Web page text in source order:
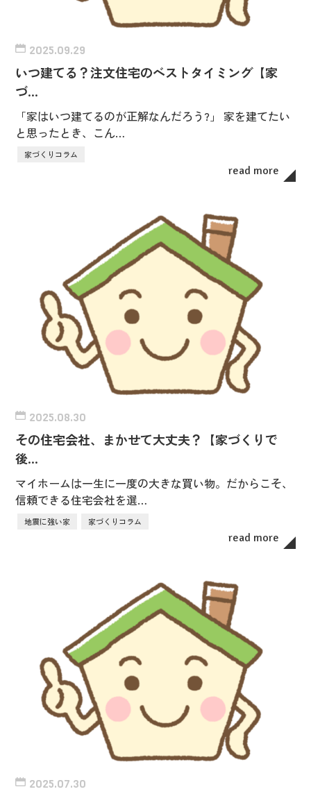
2025.09.29
いつ建てる？注文住宅のベストタイミング【家
づ…
「家はいつ建てるのが正解なんだろう?」 家を建てたい
と思ったとき、こん…
家づくりコラム
read more
2025.08.30
その住宅会社、まかせて大丈夫？【家づくりで
後…
マイホームは一生に一度の大きな買い物。だからこそ、
信頼できる住宅会社を選…
地震に強い家 家づくりコラム
read more
2025.07.30